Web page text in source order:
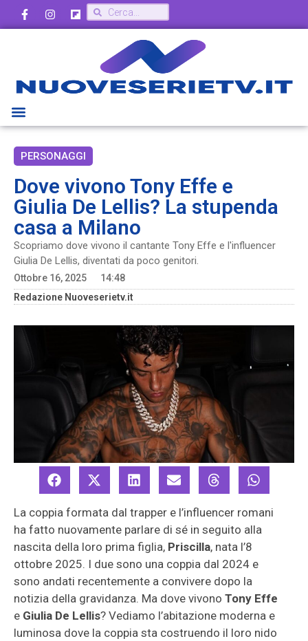
PERSONAGGI
Dove vivono Tony Effe e
Giulia De Lellis? La stupenda
casa a Milano
Scopriamo dove vivono il cantante Tony Effe e l'influencer
Giulia De Lellis, diventati da poco genitori.
Ottobre 16, 2025
14:48
Redazione Nuoveserietv.it
La coppia formata dal trapper e l’influencer romani
ha fatto nuovamente parlare di sé in seguito alla
nascita della loro prima figlia, Priscilla, nata l’8
ottobre 2025. I due sono una coppia dal 2024 e
sono andati recentemente a convivere dopo la
notizia della gravidanza. Ma dove vivono Tony Effe
e Giulia De Lellis? Vediamo l’abitazione moderna e
luminosa dove la coppia sta costruendo il loro nido